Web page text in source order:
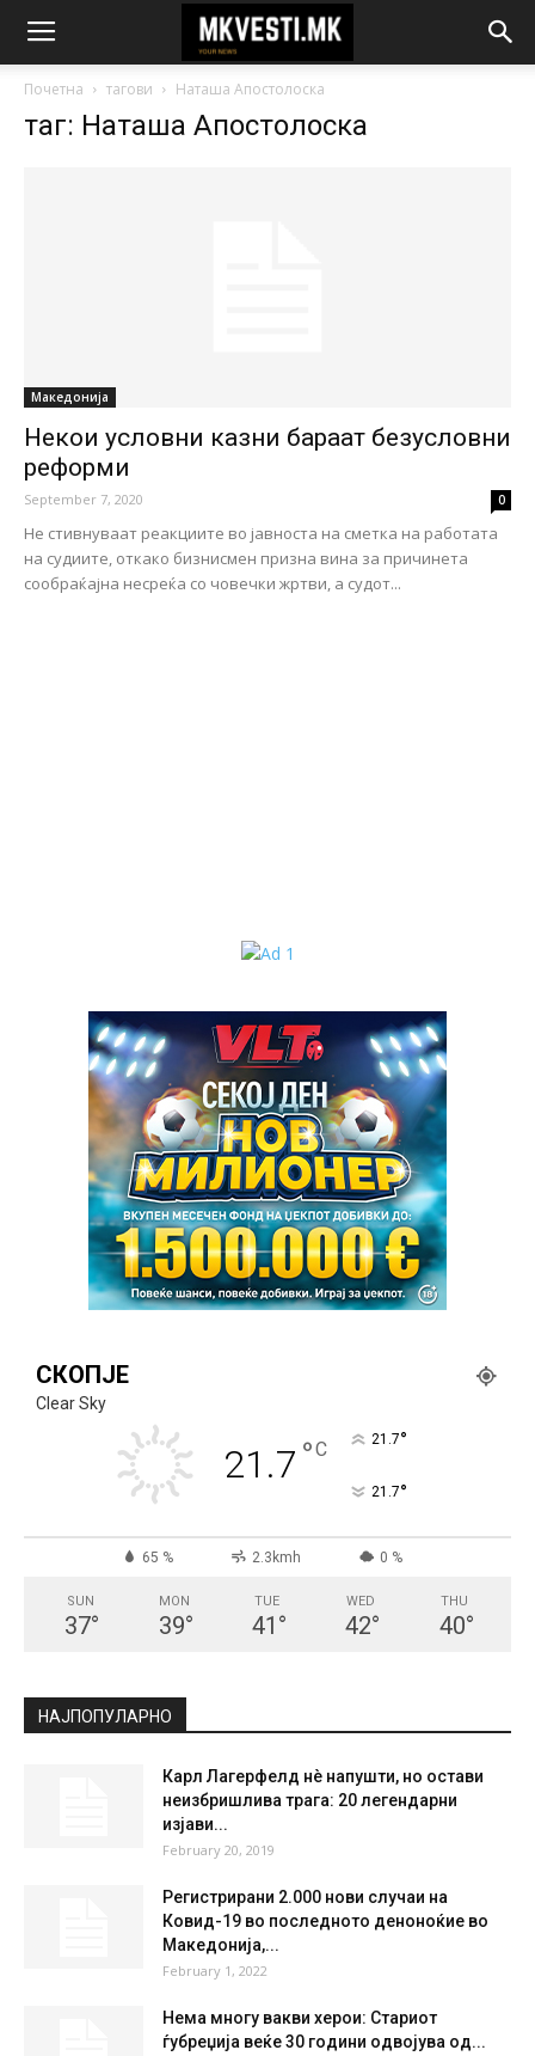
Почетна тагови Наташа Апостолоска
таг: Наташа Апостолоска
Македонија
Некои условни казни бараат безусловни
реформи
September 7, 2020 0
Не стивнуваат реакциите во јавноста на сметка на работата
на судиите, откако бизнисмен призна вина за причинета
сообраќајна несреќа со човечки жртви, а судот...
СКОПЈЕ
Clear Sky
21.7 °C 21.7°
21.7°
65 % 2.3kmh 0 %
SUN
37°
MON
39°
TUE
41 °
WED
42°
THU
40°
НАЈПОПУЛАРНО
Карл Лагерфелд нè напушти, но остави
неизбришлива трага: 20 легендарни
изјави...
February 20, 2019
Регистрирани 2.000 нови случаи на
Ковид-19 во последното деноноќие во
Македонија,...
February 1, 2022
Нема многу вакви херои: Стариот
ѓубреџија веќе 30 години одвојува од...